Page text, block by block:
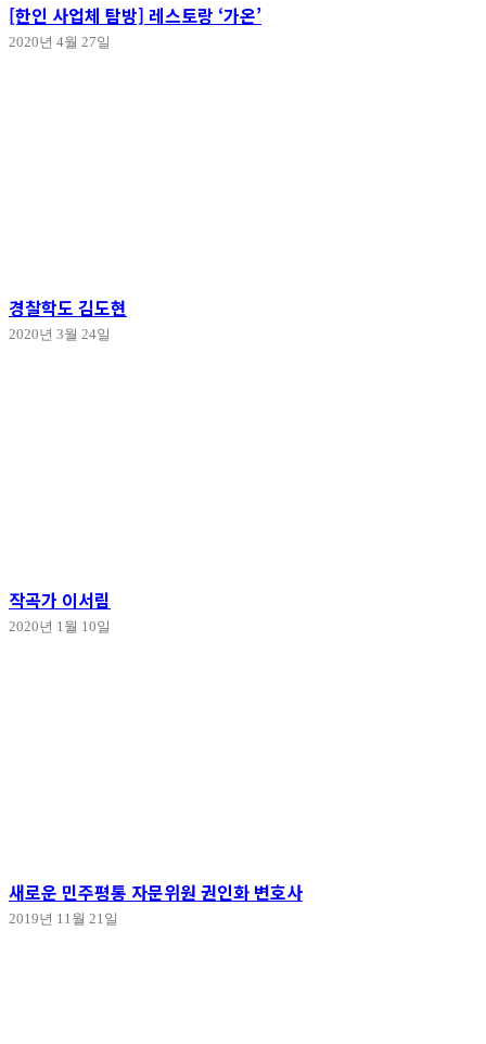
[한인 사업체 탐방] 레스토랑 ‘가온’
2020년 4월 27일
경찰학도 김도현
2020년 3월 24일
작곡가 이서림
2020년 1월 10일
새로운 민주평통 자문위원 권인화 변호사
2019년 11월 21일